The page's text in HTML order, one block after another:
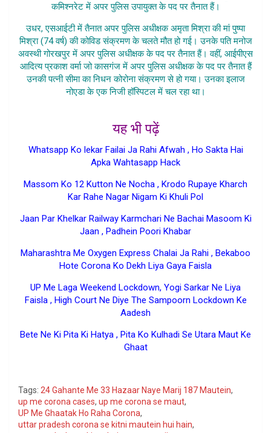
कमिश्नरेट में अपर पुलिस उपायुक्त के पद पर तैनात हैं।
उधर, एसआईटी में तैनात अपर पुलिस अधीक्षक अमृता मिश्रा की मां पुष्पा
मिश्रा (74 वर्ष) की कोविड संक्रमण के चलते मौत हो गई। उनके पति मनोज
अवस्थी गोरखपुर में अपर पुलिस अधीक्षक के पद पर तैनात हैं। वहीं, आईपीएस
आदित्य प्रकाश वर्मा जो कासगंज में अपर पुलिस अधीक्षक के पद पर तैनात हैं
उनकी पत्नी सीमा का निधन कोरोना संक्रमण से हो गया। उनका इलाज
नोएडा के एक निजी हॉस्पिटल में चल रहा था।
यह भी पढ़ें
Whatsapp Ko lekar Failai Ja Rahi Afwah , Ho Sakta Hai
Apka Wahtasapp Hack
Massom Ko 12 Kutton Ne Nocha , Krodo Rupaye Kharch
Kar Rahe Nagar Nigam Ki Khuli Pol
Jaan Par Khelkar Railway Karmchari Ne Bachai Masoom Ki
Jaan , Padhein Poori Khabar
Maharashtra Me Oxygen Express Chalai Ja Rahi , Bekaboo
Hote Corona Ko Dekh Liya Gaya Faisla
UP Me Laga Weekend Lockdown, Yogi Sarkar Ne Liya
Faisla , High Court Ne Diye The Sampoorn Lockdown Ke
Aadesh
Bete Ne Ki Pita Ki Hatya , Pita Ko Kulhadi Se Utara Maut Ke
Ghaat
Tags: 24 Gahante Me 33 Hazaar Naye Marij 187 Mautein,
up me corona cases, up me corona se maut,
UP Me Ghaatak Ho Raha Corona,
uttar pradesh corona se kitni mautein hui hain,